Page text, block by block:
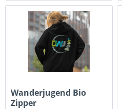
Wanderjugend Bio
Zipper